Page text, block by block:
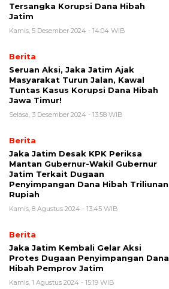
Tersangka Korupsi Dana Hibah
Jatim
Kamis, 5 Desember 2024 - 14:04 WIB
Berita
Seruan Aksi, Jaka Jatim Ajak
Masyarakat Turun Jalan, Kawal
Tuntas Kasus Korupsi Dana Hibah
Jawa Timur!
Selasa, 3 Desember 2024 - 13:58 WIB
Berita
Jaka Jatim Desak KPK Periksa
Mantan Gubernur-Wakil Gubernur
Jatim Terkait Dugaan
Penyimpangan Dana Hibah Triliunan
Rupiah
Kamis, 8 Agustus 2024 - 13:45 WIB
Berita
Jaka Jatim Kembali Gelar Aksi
Protes Dugaan Penyimpangan Dana
Hibah Pemprov Jatim
Kamis, 1 Agustus 2024 - 15:19 WIB